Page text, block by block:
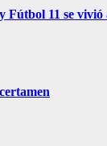
Fútbol 11 se